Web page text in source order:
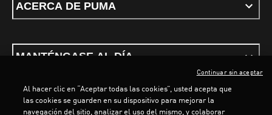
ACERCA DE PUMA
MANTÉNGASE AL DÍA
Al hacer clic en “Aceptar todas las cookies”, usted acepta que
las cookies se guarden en su dispositivo para mejorar la
navegación del sitio, analizar el uso del mismo, y colaborar
Continuar sin aceptar